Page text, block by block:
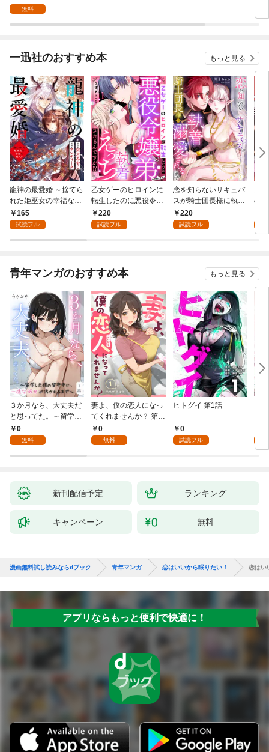
幸せにする【分冊版】
無料
一迅社のおすすめ本 もっと見る
龍神の最愛婚 ～捨てら
れた姫巫女の幸福な嫁
入り～: 1
165
試読フル
乙女ゲーのヒロインに
転生したのに悪役令嬢
の弟（攻略対象外）に
執着えっちされるんで
220
試読フル
恋を知らないサキュバ
スが騎士団長様に執着
溺愛されるまで: 1
220
試読フル
の
青年マンガのおすすめ本 もっと見る
３か月なら、大丈夫だ
と思ってた。～留学し
た僕の留守中に、一途
な彼女が汚されるまで
0
無料
妻よ、僕の恋人になっ
てくれませんか？ 第1
話0
無料
ヒトグイ 第1話
0
試読フル
世
新刊配信予定 ランキング
キャンペーン 無料
漫画無料試し読みならdブック 青年マンガ 恋はいいから眠りたい！ 恋はい
アプリならもっと便利で快適に！